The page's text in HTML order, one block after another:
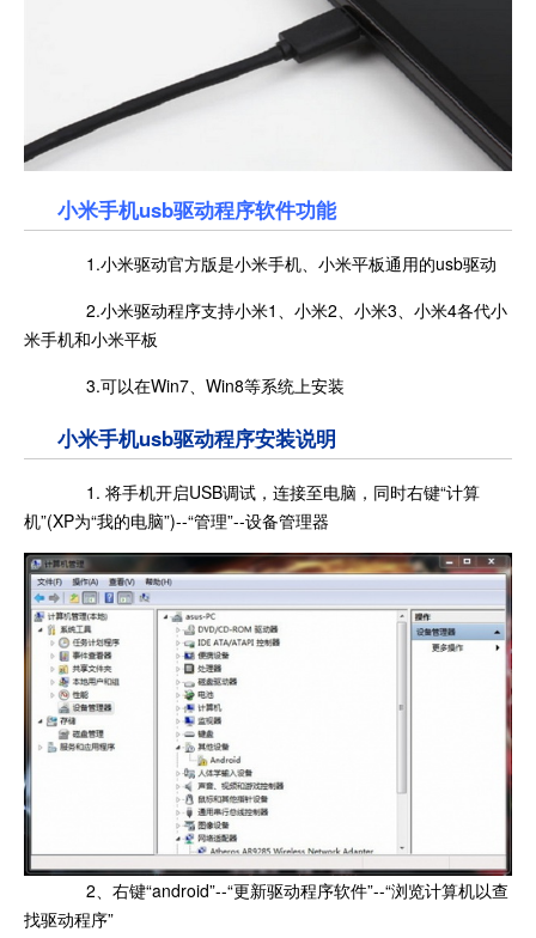
小米手机usb驱动程序软件功能
1.小米驱动官方版是小米手机、小米平板通用的usb驱动
2.小米驱动程序支持小米1、小米2、小米3、小米4各代小
米手机和小米平板
3.可以在Win7、Win8等系统上安装
小米手机usb驱动程序安装说明
1. 将手机开启USB调试，连接至电脑，同时右键“计算
机”(XP为“我的电脑”)--“管理”--设备管理器
2、右键“android”--“更新驱动程序软件”--“浏览计算机以查
找驱动程序”